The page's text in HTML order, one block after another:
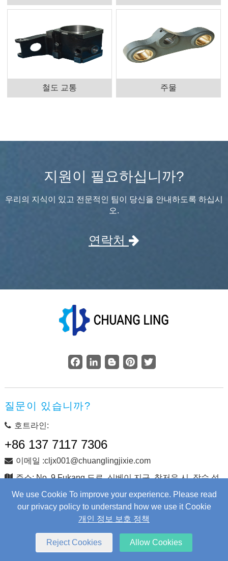
We use Cookie To improve your experience. Please read
our privacy policy to understand how we use it Cookie
개인 정보 보호 정책
Reject Cookies Allow Cookies
철도 교통 주물
지원이 필요하십니까?
우리의 지식이 있고 전문적인 팀이 당신을 안내하도록 하십시
오.
연락처
Facebook
LinkedInBloggerPinterestTwitter
질문이 있습니까?
호트라인:
+86 137 7117 7306
이메일 :cljx001@chuanglingjixie.com
주소: No. 9 Fukang 도로, 신베이 지구, 창저우 시, 장수 성,
중국
유.
Web Developmentby Wangke
사이트지도